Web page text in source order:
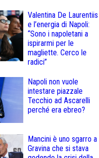
Valentina De Laurentiis
e l’energia di Napoli:
“Sono i napoletani a
ispirarmi per le
magliette. Cerco le
radici”
Napoli non vuole
intestare piazzale
Tecchio ad Ascarelli
perché era ebreo?
Mancini è uno sgarro a
Gravina che si stava